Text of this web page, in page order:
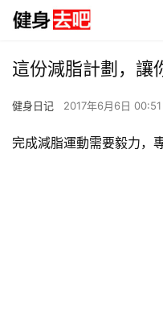
這份減脂計劃，讓
健身日记 2017年6月6日 00:51
完成減脂運動需要毅力，